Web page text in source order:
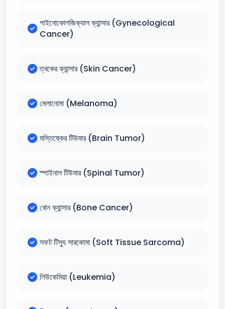
গাইনোকোলজিক্যাল ক্যান্সার (Gynecological
Cancer)
ত্বকের ক্যান্সার (Skin Cancer)
মেলানোমা (Melanoma)
মস্তিষ্কের টিউমার (Brain Tumor)
স্পাইনাল টিউমার (Spinal Tumor)
বোন ক্যান্সার (Bone Cancer)
সফট টিস্যু সারকোমা (Soft Tissue Sarcoma)
লিউকেমিয়া (Leukemia)